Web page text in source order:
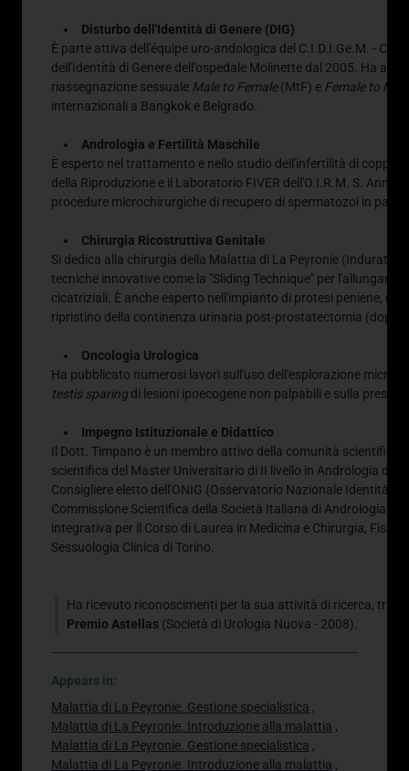
Disturbo dell'Identità di Genere (DIG)
È parte attiva dell'équipe uro-andologica del C.I.D.I.Ge.M. -
dell'Identità di Genere dell'ospedale Molinette dal 2005 Ha
riassegnazione sessuale Male to Female(MtF) e Female to Male
internazionali a Bangkok e Belgrado
Andrologia e Fertilità Maschile
È esperto nel trattamento e nello studio dell'infertilità di
della Riproduzione e il Laboratorio FIVER dell'O.I.R.M. S. Anna
procedure microchirurgiche di recupero di spermatozoi in
Chirurgia Ricostruttiva Genitale
Si dedica alla chirurgia della Malattia di La Peyronie (Induratio
tecniche innovative come la "Sliding Technique" per
cicatriziali È anche esperto nell'impianto di protesi peniene,
ripristino della continenza urinaria post-prostatectomia
Oncologia Urologica
Ha pubblicato numerosi lavori sull'uso dell'esplorazione
testis sparingdi lesioni ipoecogene non palpabili e sulla
Impegno Istituzionale e Didattico
Il Dott. Timpano è un membro attivo della comunità scientifica.
scientifica del Master Universitario di II livello in Andrologia
Consigliere eletto dell'ONIG (Osservatorio Nazionale Identità di
Commissione Scientifica della Società Italiana di Andrologia
integrativa per il Corso di Laurea in Medicina e Chirurgia,
Sessuologia Clinica di Torino
Ha ricevuto riconoscimenti per la sua attività di ricerca, tra
Premio Astellas(Società di Urologia Nuova - 2008)
Appears in:
Malattia di La Peyronie. Gestione specialistica ,
Malattia di La Peyronie. Introduzione alla malattia ,
Malattia di La Peyronie. Gestione specialistica ,
Malattia di La Peyronie. Introduzione alla malattia ,